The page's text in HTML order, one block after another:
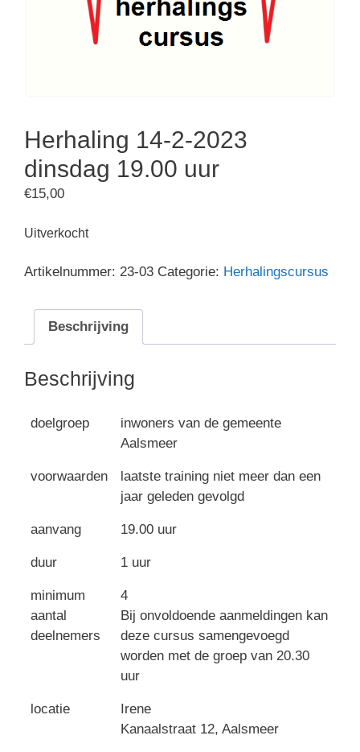
Herhaling 14-2-2023
dinsdag 19.00 uur
€15,00
Uitverkocht
Artikelnummer: 23-03 Categorie: Herhalingscursus
Beschrijving
Beschrijving
doelgroep
inwoners van de gemeente
Aalsmeer
voorwaarden
laatste training niet meer dan een
jaar geleden gevolgd
aanvang 19.00 uur
duur 1 uur
minimum
aantal
deelnemers
4
Bij onvoldoende aanmeldingen kan
deze cursus samengevoegd
worden met de groep van 20.30
uur
locatie
Irene
Kanaalstraat 12, Aalsmeer